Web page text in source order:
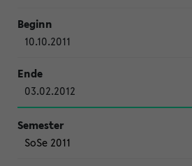
10.10.2011
03.02.2012
SoSe 2011